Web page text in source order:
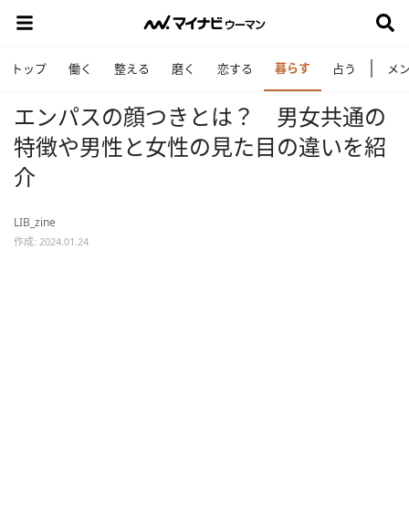
トップ 働く 整える 磨く 恋する 暮らす 占う メ
エンパスの顔つきとは？ 男女共通の
特徴や男性と女性の見た目の違いを紹
介
LIB_zine
作成: 2024.01.24